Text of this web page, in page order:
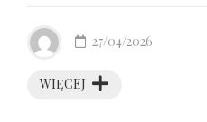
WIĘCEJ
27/04/2026